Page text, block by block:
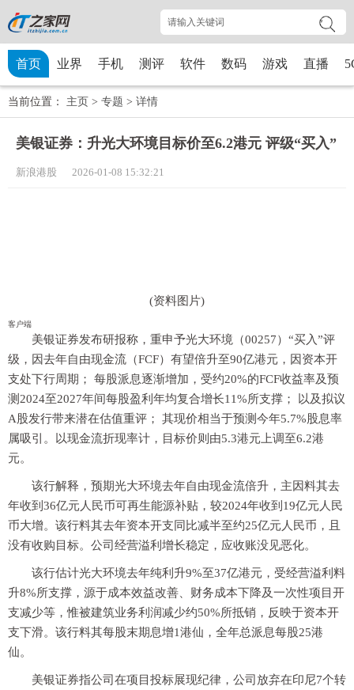
首页 业界 手机 测评 软件 数码 游戏 直播
当前位置： 主页 > 专题 > 详情
美银证券：升光大环境目标价至6.2港元 评级“买入”
新浪港股 2026-01-08 15:32:21
(资料图片)
客户端
美银证券发布研报称，重申予光大环境（00257）“买入”评
级，因去年自由现金流（FCF）有望倍升至90亿港元，因资本开
支处下行周期； 每股派息逐渐增加，受约20%的FCF收益率及预
测2024至2027年间每股盈利年均复合增长11%所支撑； 以及拟议
A股发行带来潜在估值重评； 其现价相当于预测今年5.7%股息率
属吸引。以现金流折现率计，目标价则由5.3港元上调至6.2港
元。
该行解释，预期光大环境去年自由现金流倍升，主因料其去
年收到36亿元人民币可再生能源补贴，较2024年收到19亿元人民
币大增。该行料其去年资本开支同比减半至约25亿元人民币，且
没有收购目标。公司经营溢利增长稳定，应收账没见恶化。
该行估计光大环境去年纯利升9%至37亿港元，受经营溢利料
升8%所支撑，源于成本效益改善、财务成本下降及一次性项目开
支减少等，惟被建筑业务利润减少约50%所抵销，反映于资本开
支下滑。该行料其每股末期息增1港仙，全年总派息每股25港
仙。
美银证券指公司在项目投标展现纪律，公司放弃在印尼7个转